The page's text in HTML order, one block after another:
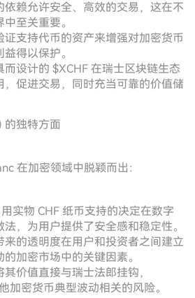
依赖允许安全、高效的交易，这在不
至关重要。
证支持代币的资产来增强对加密货币
得以保护。
而设计的 $XCHF 在瑞士区块链生态
，促进交易，同时充当可靠的价值储
的独特方面
在加密领域中脱颖而出：
实物 CHF 纸币支持的决定在数字
，为用户提供了安全感和稳定性。
来的透明度在用户和投资者之间建立
加密市场中的关键因素。
其价值直接与瑞士法郎挂钩，
加密货币典型波动相关的风险。